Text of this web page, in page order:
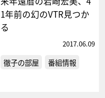
1年前の幻のVTR見つか
る
2017.06.09
徹子の部屋 番組情報